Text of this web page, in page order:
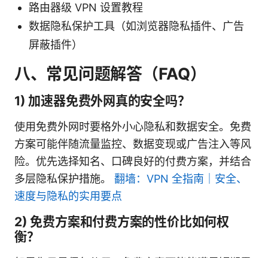
路由器级 VPN 设置教程
数据隐私保护工具（如浏览器隐私插件、广告
屏蔽插件）
八、常见问题解答（FAQ）
1) 加速器免费外网真的安全吗？
使用免费外网时要格外小心隐私和数据安全。免费
方案可能伴随流量监控、数据变现或广告注入等风
险。优先选择知名、口碑良好的付费方案，并结合
多层隐私保护措施。 翻墙：VPN 全指南｜安全、
速度与隐私的实用要点
2) 免费方案和付费方案的性价比如何权
衡？